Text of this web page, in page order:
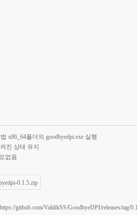
x86_64폴더의 goodbyedpi.exe 실행
진 상태 유지
없음
0.1.5.zip
github.com/ValdikSS/GoodbyeDPI/releases/tag/